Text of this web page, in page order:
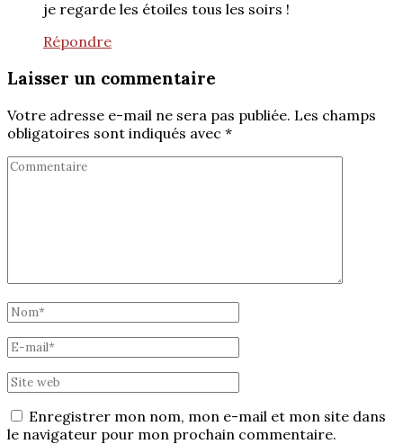
je regarde les étoiles tous les soirs !
Répondre
Laisser un commentaire
Votre adresse e-mail ne sera pas publiée. Les champs
obligatoires sont indiqués avec *
Enregistrer mon nom, mon e-mail et mon site dans
le navigateur pour mon prochain commentaire.